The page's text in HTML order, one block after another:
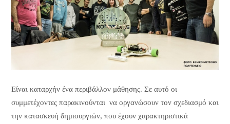
Είναι καταρχήν ένα περιβάλλον μάθησης. Σε αυτό οι
συμμετέχοντες παρακινούνται να οργανώσουν τον σχεδιασμό και
την κατασκευή δημιουργιών, που έχουν χαρακτηριστικά